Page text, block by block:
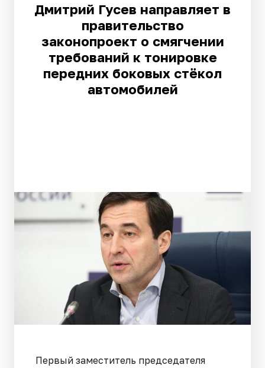
Дмитрий Гусев направляет в
правительство
законопроект о смягчении
требований к тонировке
передних боковых стёкол
автомобилей
Первый заместитель председателя